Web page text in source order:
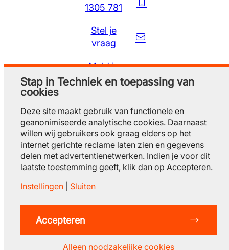
1305 781
Stel je
vraag
Meld je
gratis aan
© 2026 Stap in techniek
gebruiksvoorwaarden contact
arbeidsmatchplatform.nl
Stap in Techniek en toepassing van
cookies
Deze site maakt gebruik van functionele en
geanonimiseerde analytische cookies. Daarnaast
willen wij gebruikers ook graag elders op het
internet gerichte reclame laten zien en gegevens
delen met advertentienetwerken. Indien je voor dit
laatste toestemming geeft, klik dan op Accepteren.
Instellingen
Sluiten
Accepteren
Alleen noodzakelijke cookies